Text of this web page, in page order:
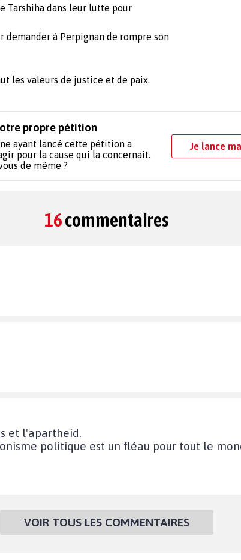
Tarshiha dans leur lutte pour
à Perpignan de rompre son
les valeurs de justice et de paix.
propre pétition
ayant lancé cette pétition a
pour la cause qui la concernait.
de même ?
Je lance
16commentaires
et l'apartheid.
politique est un fléau pour tout le
VOIR TOUS LES COMMENTAIRES